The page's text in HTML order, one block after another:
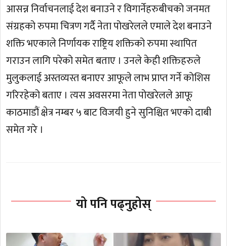
आसन्न निर्वाचनलाई देश बनाउने र विगार्नेहरुबीचको जनमत
संग्रहको रुपमा चित्रण गर्दै नेता पोखरेलले एमाले देश बनाउने
शक्ति भएकाले निर्णायक राष्ट्रिय शक्तिको रुपमा स्थापित
गराउन लागि परेको समेत बताए । उनले केही शक्तिहरुले
मुलुकलाई अस्तव्यस्त बनाएर आफूले लाभ प्राप्त गर्ने कोशिस
गरिरहेको बताए । त्यस अवसरमा नेता पोखरेलले आफू
काठमाडौं क्षेत्र नम्बर ५ बाट विजयी हुने सुनिश्चित भएको दाबी
समेत गरे ।
यो पनि पढ्नुहोस्